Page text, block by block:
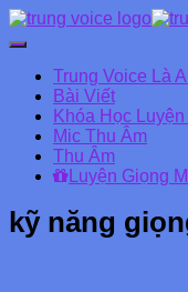
Chuyển
Danh
mục
chính
Trung Voice Là
Bài Viết
Khóa Học
Mic Thu Âm
Thu Âm
Luyện Giọng
kỹ năng